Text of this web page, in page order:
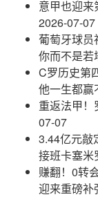
意甲也迎
2026-07-07
葡萄牙球员
你而不是若
C罗历史第
他一生都赢
重返法甲
07-07
3.44亿元敲
接班卡塞米
赚翻！0转
迎来重磅补